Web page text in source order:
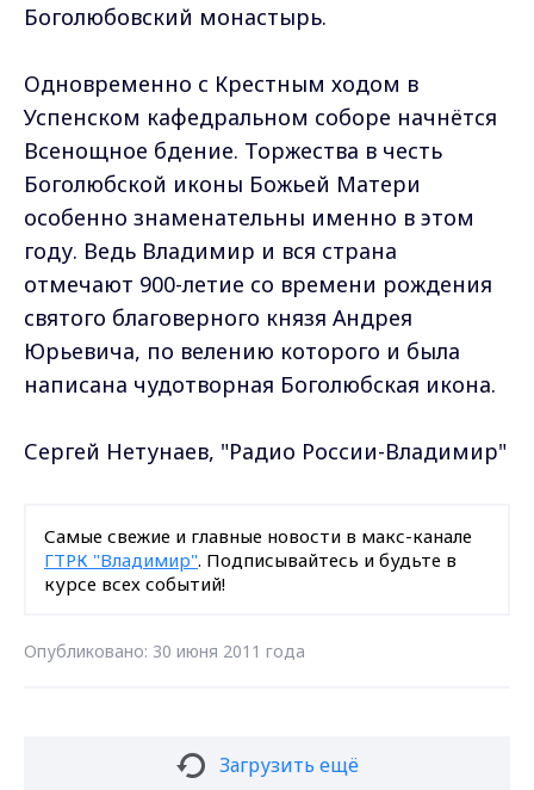
Боголюбовский монастырь.
Одновременно с Крестным ходом в
Успенском кафедральном соборе начнётся
Всенощное бдение. Торжества в честь
Боголюбской иконы Божьей Матери
особенно знаменательны именно в этом
году. Ведь Владимир и вся страна
отмечают 900-летие со времени рождения
святого благоверного князя Андрея
Юрьевича, по велению которого и была
написана чудотворная Боголюбская икона.
Сергей Нетунаев, "Радио России-Владимир"
Самые свежие и главные новости в макс-канале
ГТРК "Владимир". Подписывайтесь и будьте в
курсе всех событий!
Опубликовано: 30 июня 2011 года
Загрузить ещё